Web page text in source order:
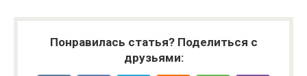
Понравилась статья? Поделиться с
друзьями: